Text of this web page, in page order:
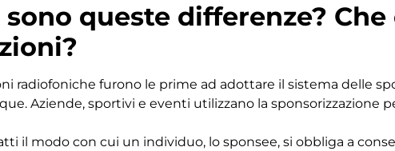
queste differenze? Che
radiofoniche furono le prime ad adottare il sistema delle
Aziende, sportivi e eventi utilizzano la sponsorizzazione
il modo con cui un individuo, lo sponsee, si obbliga a